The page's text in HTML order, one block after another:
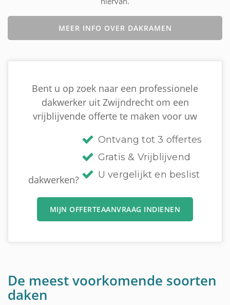
MEER INFO OVER DAKRAMEN
Bent u op zoek naar een professionele
dakwerker uit Zwijndrecht om een
vrijblijvende offerte te maken voor uw
dakwerken?
Ontvang tot 3 offertes
Gratis & Vrijblijvend
U vergelijkt en beslist
MIJN OFFERTEAANVRAAG INDIENEN
De meest voorkomende soorten
daken